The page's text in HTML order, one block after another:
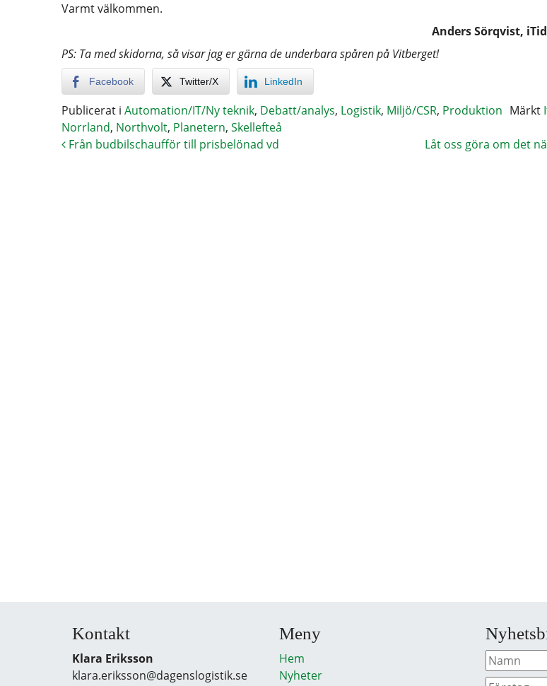
Varmt välkommen.
Anders Sörqvist,
PS: Ta med skidorna, så visar jag er gärna de underbara spåren på Vitberget!
Facebook Twitter/X LinkedIn
Publicerat i Automation/IT/Ny teknik, Debatt/analys, Logistik, Miljö/CSR, Produktion Märkt
Norrland, Northvolt, Planetern, Skellefteå
Från budbilschaufför till prisbelönad vd
Låt oss göra om det
Kontakt
Klara Eriksson
klara.eriksson@dagenslogistik.se
Meny
Hem
Nyheter